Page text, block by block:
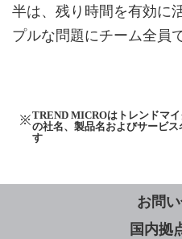
半は、残り時間を有効に
プルな問題にチーム全員
TREND MICROはトレンドマ
の社名、製品名およびサービ
す
お問
国内拠